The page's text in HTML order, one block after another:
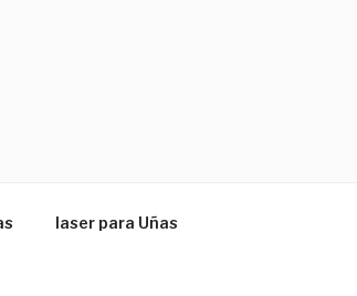
laser para Uñas